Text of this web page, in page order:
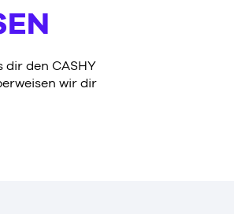
den CASHY
wir dir